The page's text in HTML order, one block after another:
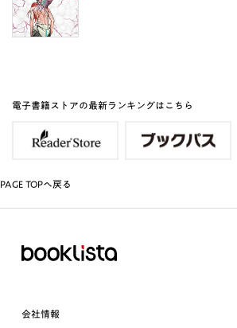
電子書籍ストアの最新ランキングはこちら
PAGE TOPへ戻る
会社情報